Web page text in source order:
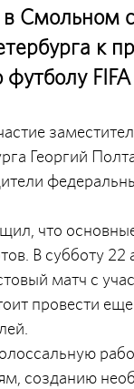
Смольном
к
Георгий
что
В субботу
матч с
провести
созданию